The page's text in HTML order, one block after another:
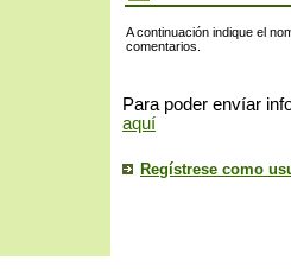
A continuación indique el
comentarios.
Para poder envíar
aquí
Regístrese como